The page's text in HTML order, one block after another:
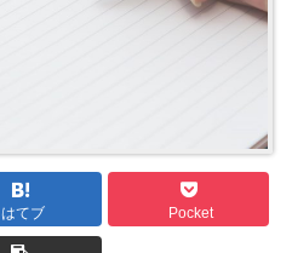
はてブ Pocket